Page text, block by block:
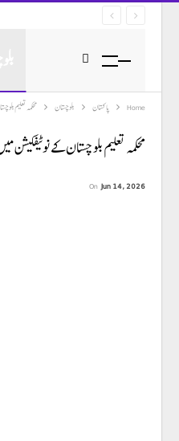
Home پاکستان بلوچستان محکمہ تعلیم
محکمہ تعلیم بلوچستان کے
On Jun 14, 2026